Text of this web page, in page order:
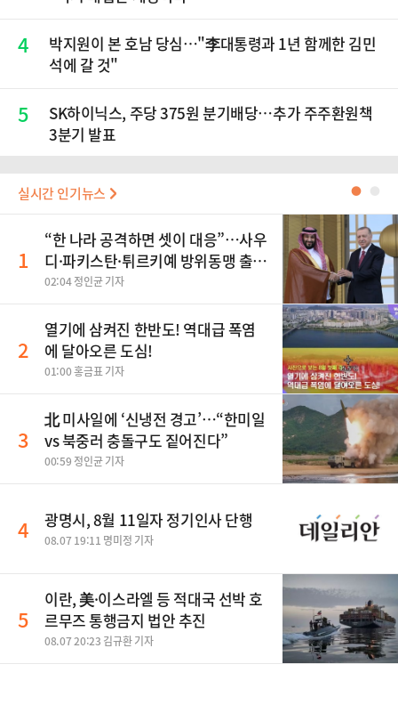
4
박지원이 본 호남 당심…"李대통령과 1년 함께한 김민
석에 갈 것"
5
SK하이닉스, 주당 375원 분기배당…추가 주주환원책
3분기 발표
실시간 인기뉴스 ●
1
“한 나라 공격하면 셋이 대응”…사우
디·파키스탄·튀르키예 방위동맹 출
범
02:04 정인균 기자
2
열기에 삼켜진 한반도! 역대급 폭염
에 달아오른 도심!
01:00 홍금표 기자
3
北 미사일에 ‘신냉전 경고’…“한미일
vs 북중러 충돌구도 짙어진다”
00:59 정인균 기자
4 광명시, 8월 11일자 정기인사 단행
08.07 19:11 명미정 기자
5
이란, 美·이스라엘 등 적대국 선박 호
르무즈 통행금지 법안 추진
08.07 20:23 김규환 기자